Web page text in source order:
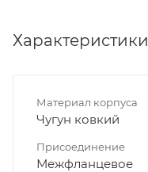
Характеристики
Материал корпуса
Чугун ковкий
Присоединение
Межфланцевое